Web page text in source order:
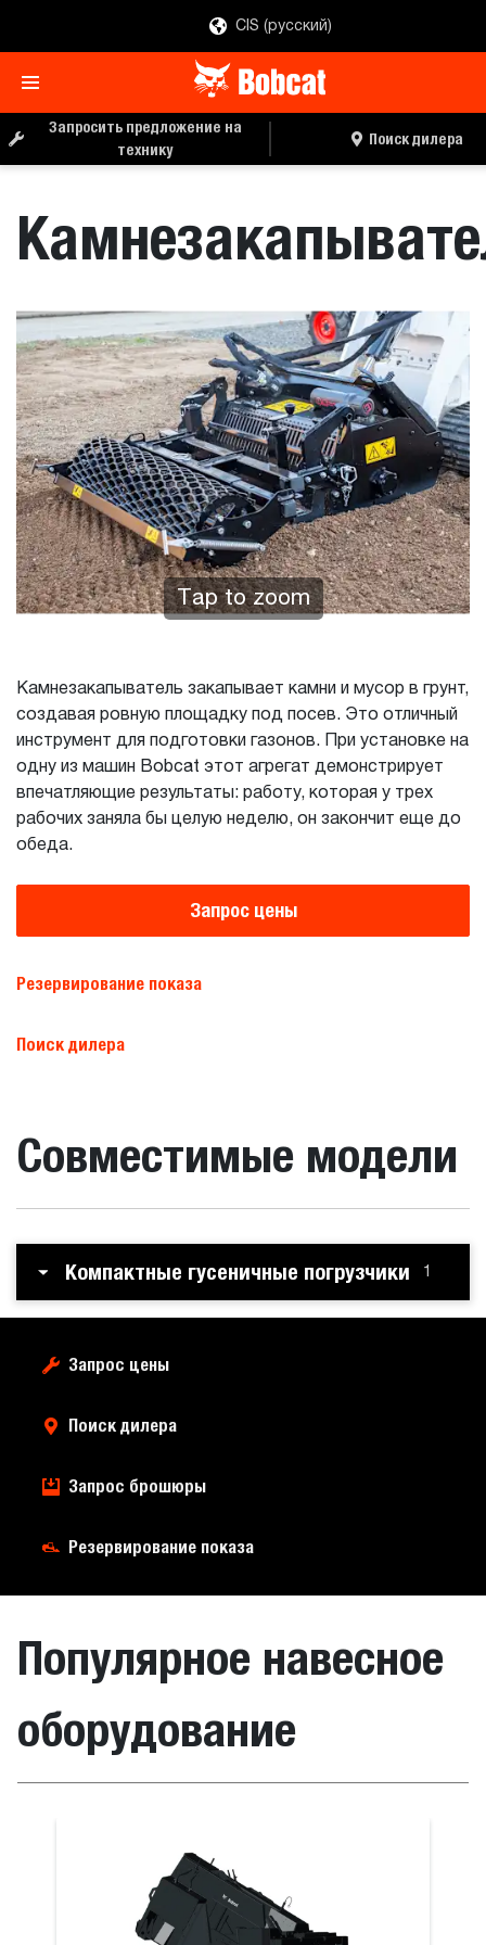
CIS (русский)
Запросить предложение на
технику
Поиск дилера
Tap to zoom
Камнезакапыватель закапывает камни и мусор в грунт,
создавая ровную площадку под посев. Это отличный
инструмент для подготовки газонов. При установке на
одну из машин Bobcat этот агрегат демонстрирует
впечатляющие результаты: работу, которая у трех
рабочих заняла бы целую неделю, он закончит еще до
обеда.
Запрос цены
Резервирование показа
Поиск дилера
Совместимые модели
Компактные гусеничные погрузчики 1
Запрос цены
Поиск дилера
Запрос брошюры
Резервирование показа
ПОИСК ДИЛЕРА
Популярное навесное
оборудование